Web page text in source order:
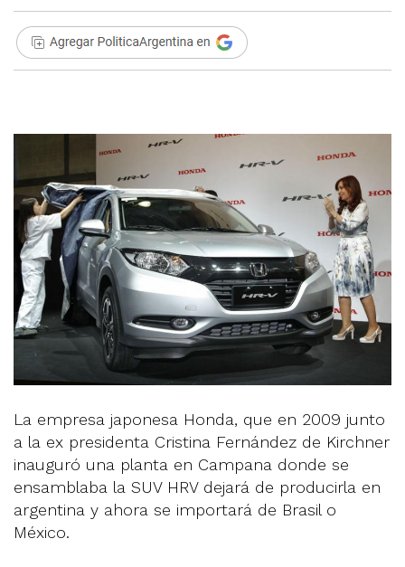
La empresa japonesa Honda, que en 2009 junto
a la ex presidenta Cristina Fernández de Kirchner
inauguró una planta en Campana donde se
ensamblaba la SUV HRV dejará de producirla en
argentina y ahora se importará de Brasil o
México.